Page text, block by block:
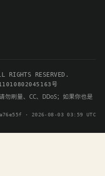
RIGHTS RESERVED.
号
勿刷量、CC、DDoS；如果你也是
a76e55f · 2026-08-03 03:59 UTC